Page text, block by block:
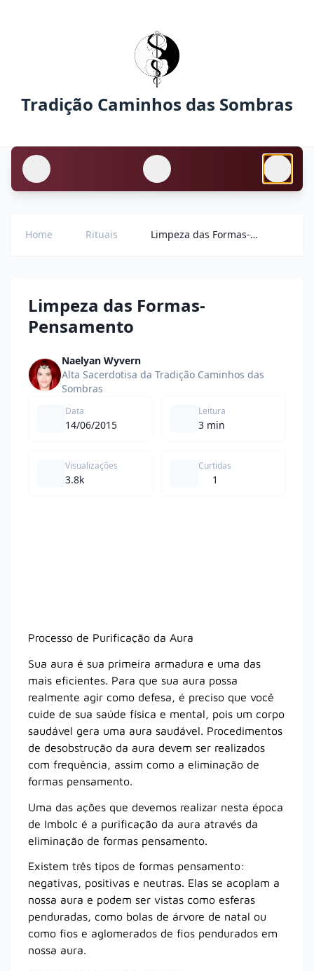
Tradição Caminhos das Sombras
Home Rituais Limpeza das Formas-Pensamento
Limpeza das Formas-
Pensamento
Naelyan Wyvern
Alta Sacerdotisa da Tradição Caminhos das
Sombras
Data
14/06/2015
Leitura
3 min
Visualizações
3.8k
Curtidas
1
Processo de Purificação da Aura
Sua aura é sua primeira armadura e uma das
mais eficientes. Para que sua aura possa
realmente agir como defesa, é preciso que você
cuide de sua saúde física e mental, pois um corpo
saudável gera uma aura saudável. Procedimentos
de desobstrução da aura devem ser realizados
com frequência, assim como a eliminação de
formas pensamento.
Uma das ações que devemos realizar nesta época
de Imbolc é a purificação da aura através da
eliminação de formas pensamento.
Existem três tipos de formas pensamento:
negativas, positivas e neutras. Elas se acoplam a
nossa aura e podem ser vistas como esferas
penduradas, como bolas de árvore de natal ou
como fios e aglomerados de fios pendurados em
nossa aura.